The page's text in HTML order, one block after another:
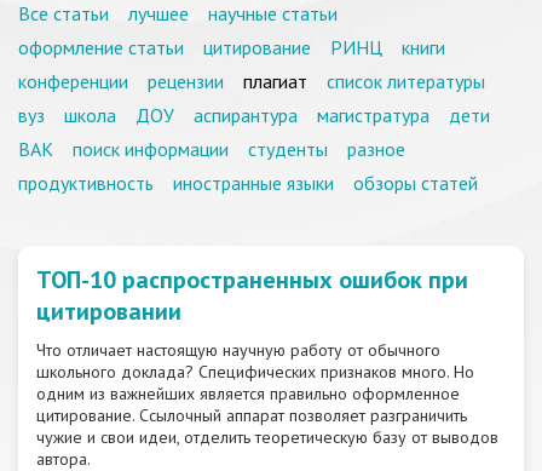
Все статьи лучшее
научные статьи
оформление статьи
цитирование РИНЦ
книги
конференции
рецензии плагиат
список литературы
вуз
школа ДОУ аспирантура магистратура
дети
ВАК
поиск информации студенты
разное
продуктивность
иностранные языки обзоры статей
ТОП-10 распространенных ошибок при
цитировании
Что отличает настоящую научную работу от обычного
школьного доклада? Специфических признаков много. Но
одним из важнейших является правильно оформленное
цитирование. Ссылочный аппарат позволяет разграничить
чужие и свои идеи, отделить теоретическую базу от выводов
автора.